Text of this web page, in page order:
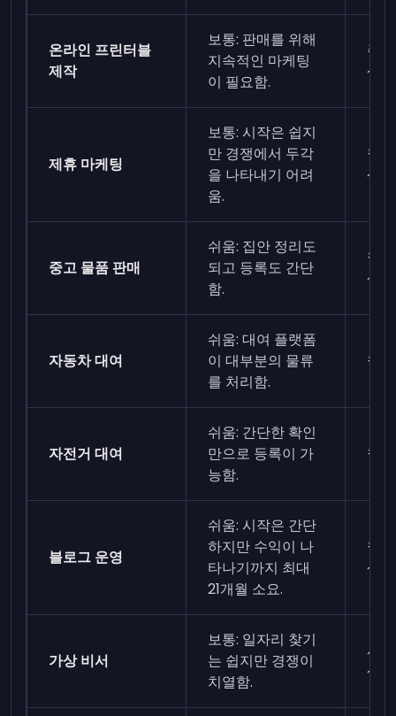
온라인 프린터블
제작
보통: 판매를 위해
지속적인 마케팅
이 필요함.
주
제휴 마케팅
보통: 시작은 쉽지
만 경쟁에서 두각
을 나타내기 어려
움.
월
중고 물품 판매
쉬움: 집안 정리도
되고 등록도 간단
함.
월
자동차 대여
쉬움: 대여 플랫폼
이 대부분의 물류
를 처리함.
월
자전거 대여
쉬움: 간단한 확인
만으로 등록이 가
능함.
월
블로그 운영
쉬움: 시작은 간단
하지만 수익이 나
타나기까지 최대
21개월 소요.
월
가상 비서
보통: 일자리 찾기
는 쉽지만 경쟁이
치열함.
시